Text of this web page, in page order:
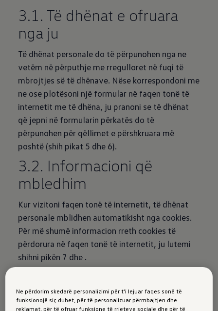
3.1. Të dhënat e ofruara
nga ju
Të dhënat personale do të përpunohen nga ne
vetëm në përputhje me rregulloret në fuqi të
mbrojtjes së të dhënave. Nëse korrespondoni me
ne ose plotësoni një formular në faqen tonë të
internetit me të dhëna, ju pranoni se të dhënat
që jepni në formularin përkatës do të
përpunohen për qëllimet e përshkruara më
poshtë (shih pikat 5 dhe 6).
3.2. Informacioni që
mbledhim
Kur vizitoni faqen tonë të internetit, të dhënat
personale mblidhen automatikisht nga cookies.
Për më shumë informacion rreth cookies të
përdorura në faqen tonë të internetit, ju lutemi
shihni pikën 7 dhe .
4. Partnerët
Ne përdorim skedarë personalizimi për t'i lejuar faqes sonë të
funksionojë siç duhet, për të personalizuar përmbajtjen dhe
reklamat, për të ofruar funksione të rrjeteve sociale dhe për të